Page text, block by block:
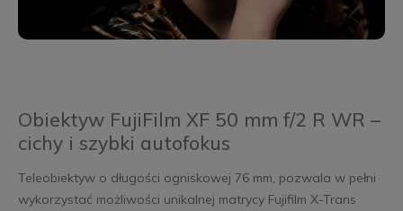
Obiektyw FujiFilm XF 50 mm f/2 R WR –
cichy i szybki autofokus
Teleobiektyw o długości ogniskowej 76 mm, pozwala w pełni
wykorzystać możliwości unikalnej matrycy Fujifilm X-Trans